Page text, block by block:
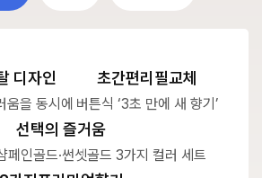
디자인
움을 동시에
초간편리필교체
버튼식 ‘3초 만에 새 향기’
선택의 즐거움
페인골드·썬셋골드 3가지 컬러 세트